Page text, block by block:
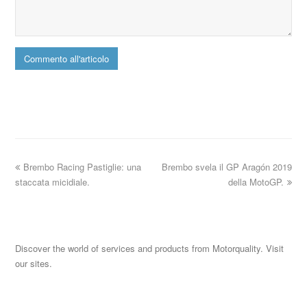
Brembo svela il GP Aragón 2019
della MotoGP.
Brembo Racing Pastiglie: una
staccata micidiale.
Discover the world of services and products from Motorquality. Visit
our sites.